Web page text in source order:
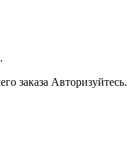
заказа Авторизуйтесь.